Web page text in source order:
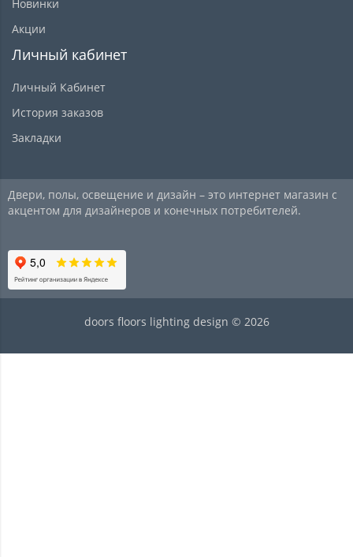
Новинки
Акции
Личный кабинет
Личный Кабинет
История заказов
Закладки
Двери, полы, освещение и дизайн – это интернет магазин с
акцентом для дизайнеров и конечных потребителей.
doors floors lighting design © 2026